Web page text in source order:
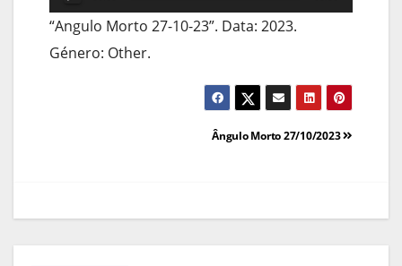
de
áudio
“Angulo Morto 27-10-23”. Data: 2023.
Género: Other.
Ângulo Morto 27/10/2023